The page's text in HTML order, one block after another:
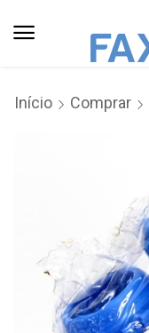
Início Comprar